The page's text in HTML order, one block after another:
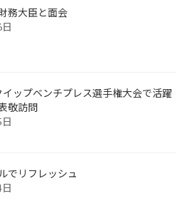
務大臣と面会
イップベンチプレス選手権大会で活躍
敬訪問
でリフレッシュ